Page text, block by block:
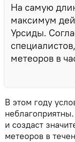
На самую
максимум
Урсиды.
метеоров в
В этом году
и создаст
метеоров в